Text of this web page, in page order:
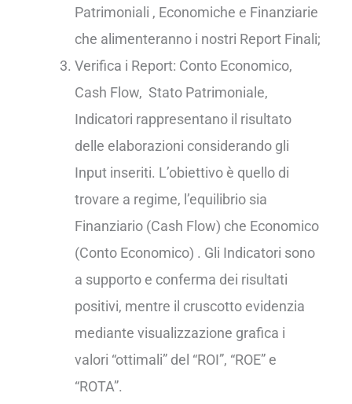
Patrimoniali , Economiche e Finanziarie
che alimenteranno i nostri Report Finali;
Verifica i Report: Conto Economico,
Cash Flow, Stato Patrimoniale,
Indicatori rappresentano il risultato
delle elaborazioni considerando gli
Input inseriti. L’obiettivo è quello di
trovare a regime, l’equilibrio sia
Finanziario (Cash Flow) che Economico
(Conto Economico) . Gli Indicatori sono
a supporto e conferma dei risultati
positivi, mentre il cruscotto evidenzia
mediante visualizzazione grafica i
valori “ottimali” del “ROI”, “ROE” e
“ROTA”.